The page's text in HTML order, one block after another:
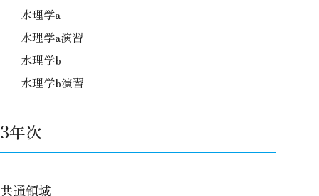
水理学a
水理学a演習
水理学b
水理学b演習
3年次
共通領域